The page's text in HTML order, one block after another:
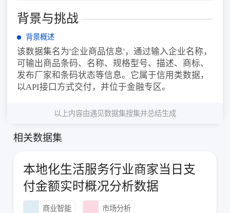
背景与挑战
背景概述
该数据集名为'企业商品信息'，通过输入企业名称，
可输出商品条码、名称、规格型号、描述、商标、
发布厂家和条码状态等信息。它属于信用类数据，
以API接口方式交付，并位于金融专区。
以上内容由遇见数据集搜集并总结生成
相关数据集
本地化生活服务行业商家当日支
付金额实时概况分析数据
商业智能 市场分析